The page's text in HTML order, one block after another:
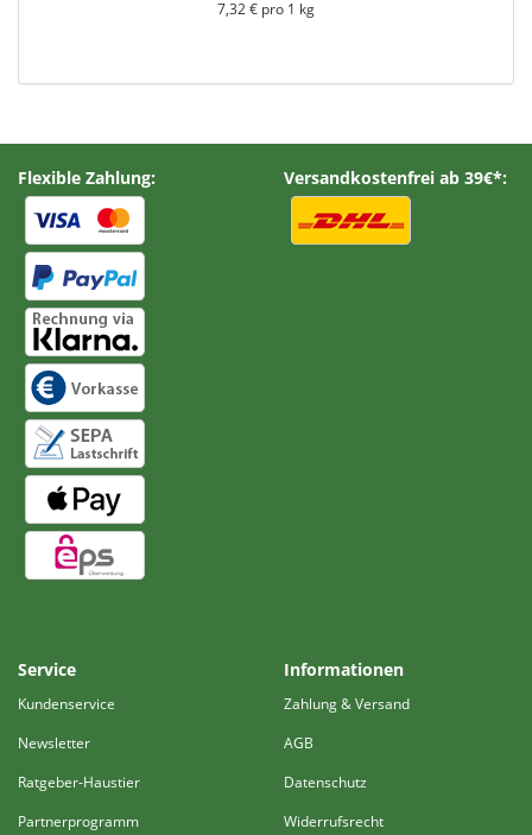
7,32 € pro 1 kg
Flexible Zahlung: Versandkostenfrei ab 39€*:
Service
Kundenservice
Newsletter
Ratgeber-Haustier
Partnerprogramm
Informationen
Zahlung & Versand
AGB
Datenschutz
Widerrufsrecht